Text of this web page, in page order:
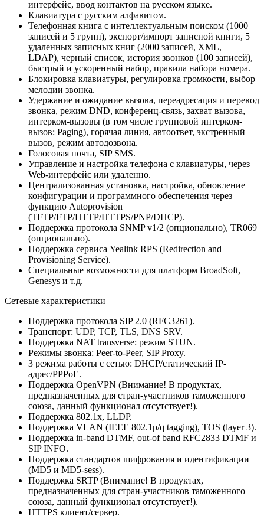
интерфейс, ввод контактов на русском языке.
Клавиатура с русским алфавитом.
Телефонная книга с интеллектуальным поиском (1000
записей и 5 групп), экспорт/импорт записной книги, 5
удаленных записных книг (2000 записей, XML,
LDAP), черный список, история звонков (100 записей),
быстрый и ускоренный набор, правила набора номера.
Блокировка клавиатуры, регулировка громкости, выбор
мелодии звонка.
Удержание и ожидание вызова, переадресация и перевод
звонка, режим DND, конференц-связь, захват вызова,
интерком-вызовы (в том числе групповой интерком-
вызов: Paging), горячая линия, автоответ, экстренный
вызов, режим автодозвона.
Голосовая почта, SIP SMS.
Управление и настройка телефона с клавиатуры, через
Web-интерфейс или удаленно.
Централизованная установка, настройка, обновление
конфигурации и программного обеспечения через
функцию Autoprovision
(TFTP/FTP/HTTP/HTTPS/PNP/DHCP).
Поддержка протокола SNMP v1/2 (опционально), TR069
(опционально).
Поддержка сервиса Yealink RPS (Redirection and
Provisioning Service).
Специальные возможности для платформ BroadSoft,
Genesys и т.д.
Сетевые характеристики
Поддержка протокола SIP 2.0 (RFC3261).
Транспорт: UDP, TCP, TLS, DNS SRV.
Поддержка NAT transverse: режим STUN.
Режимы звонка: Peer-to-Peer, SIP Proxy.
3 режима работы с сетью: DHCP/статический IP-
адрес/PPPoE.
Поддержка OpenVPN (Внимание! В продуктах,
предназначенных для стран-участников таможенного
союза, данный функционал отсутствует!).
Поддержка 802.1x, LLDP.
Поддержка VLAN (IEEE 802.1p/q tagging), TOS (layer 3).
Поддержка in-band DTMF, out-of band RFC2833 DTMF и
SIP INFO.
Поддержка стандартов шифрования и идентификации
(MD5 и MD5-sess).
Поддержка SRTP (Внимание! В продуктах,
предназначенных для стран-участников таможенного
союза, данный функционал отсутствует!).
HTTPS клиент/сервер.